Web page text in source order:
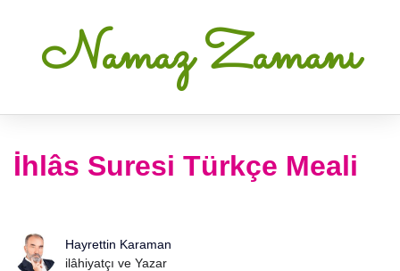
Namaz Zamanı
İhlâs Suresi Türkçe Meali
Hayrettin Karaman
ilâhiyatçı ve Yazar